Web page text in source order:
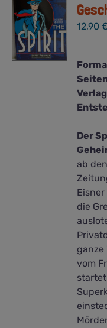
12,90
Der
ab
die
vom